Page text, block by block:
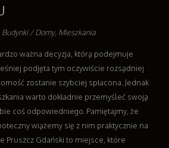
Wnętrz
Łazienki
Sport
RTV, AGD
Dla Zwierząt
Ogród, Rośliny
Chemia
Art. Spożywcze
Eksploatacyjne
Budynki / Domy, Mieszkania
ważna decyzja, którą podejmuje
podjęta tym oczywiście rozsądniej
zostanie szybciej spłacona. Jednak
warto dokładnie przemyśleć swoją
coś odpowiedniego. Pamiętajmy, że
wiążemy się z nim praktycznie na
Pruszcz Gdański to miejsce, które